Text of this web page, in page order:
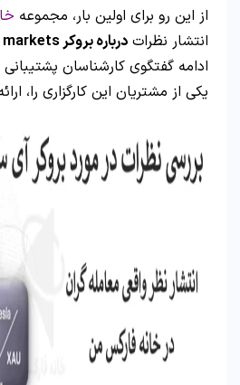
از این رو برای اولین بار، مجموعه
انتشار نظرات درباره بروکر ifc markets
ادامه گفتگوی کارشناسان
یکی از مشتریان این کارگزاری را،